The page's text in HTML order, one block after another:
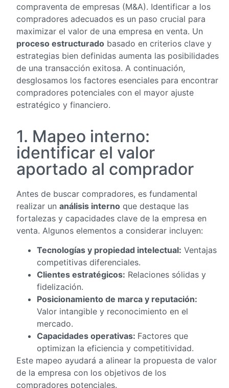
compraventa de empresas (M&A). Identificar a los
compradores adecuados es un paso crucial para
maximizar el valor de una empresa en venta. Un
proceso estructurado basado en criterios clave y
estrategias bien definidas aumenta las posibilidades
de una transacción exitosa. A continuación,
desglosamos los factores esenciales para encontrar
compradores potenciales con el mayor ajuste
estratégico y financiero.
1. Mapeo interno:
identificar el valor
aportado al comprador
Antes de buscar compradores, es fundamental
realizar un análisis interno que destaque las
fortalezas y capacidades clave de la empresa en
venta. Algunos elementos a considerar incluyen:
Tecnologías y propiedad intelectual: Ventajas
competitivas diferenciales.
Clientes estratégicos: Relaciones sólidas y
fidelización.
Posicionamiento de marca y reputación:
Valor intangible y reconocimiento en el
mercado.
Capacidades operativas: Factores que
optimizan la eficiencia y competitividad.
Este mapeo ayudará a alinear la propuesta de valor
de la empresa con los objetivos de los
compradores potenciales.